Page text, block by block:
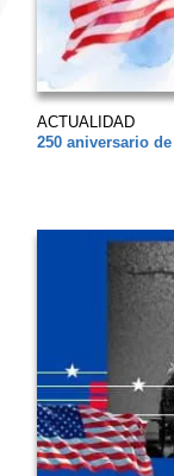
ACTUALIDAD
250 aniversario